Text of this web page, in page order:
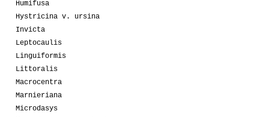
Humifusa
Hystricina v. ursina
Invicta
Leptocaulis
Linguiformis
Littoralis
Macrocentra
Marnieriana
Microdasys